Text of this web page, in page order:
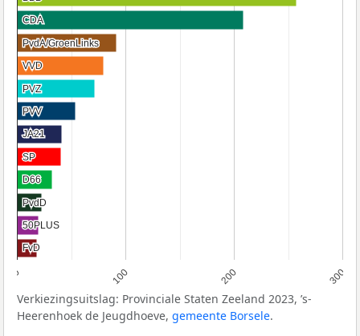
0 100 200 300
CDA
CDA
PvdA/GroenLinks
PvdA/GroenLinks
VVD
VVD
PVZ
PVZ
PVV
PVV
JA21
JA21
SP
SP
D66
D66
PvdD
PvdD
50PLUS
50PLUS
FvD
FvD
Verkiezingsuitslag: Provinciale Staten Zeeland 2023, ’s-
Heerenhoek de Jeugdhoeve, gemeente Borsele.